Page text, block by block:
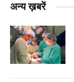
अन्य ख़बरें